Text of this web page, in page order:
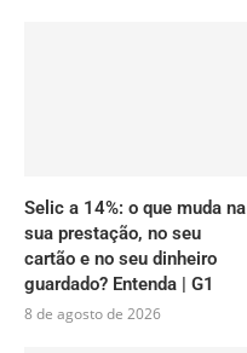
Selic a 14%: o que muda na
sua prestação, no seu
cartão e no seu dinheiro
guardado? Entenda | G1
8 de agosto de 2026